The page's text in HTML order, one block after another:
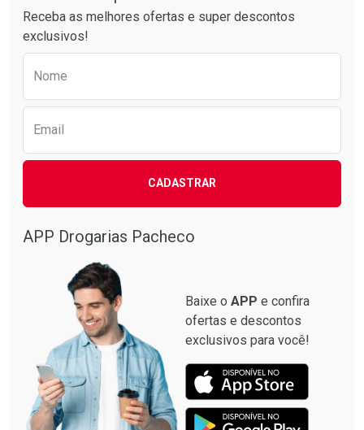
Receba as melhores ofertas e super descontos
exclusivos!
Nome
Email
CADASTRAR
APP Drogarias Pacheco
Baixe o APP e confira
ofertas e descontos
exclusivos para você!